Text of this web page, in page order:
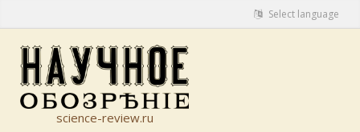
Select language
science-review.ru